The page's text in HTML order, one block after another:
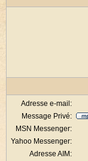
Adresse e-mail:
Message Privé:
MSN Messenger:
Yahoo Messenger:
Adresse AIM: